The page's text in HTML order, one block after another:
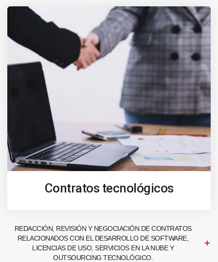
Contratos tecnológicos
REDACCIÓN, REVISIÓN Y NEGOCIACIÓN DE CONTRATOS
RELACIONADOS CON EL DESARROLLO DE SOFTWARE,
LICENCIAS DE USO, SERVICIOS EN LA NUBE Y
OUTSOURCING TECNOLÓGICO.